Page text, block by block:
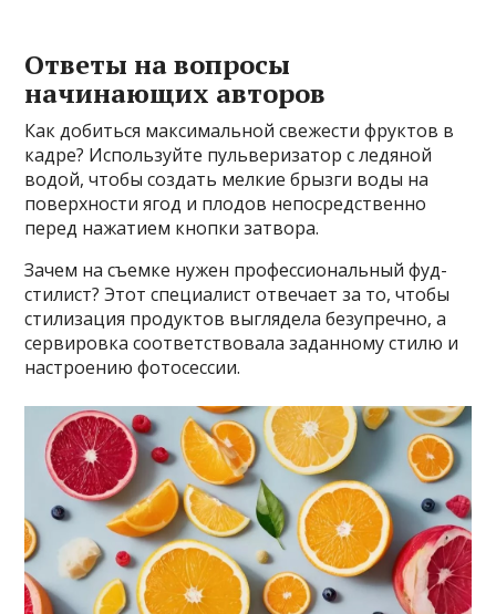
Ответы на вопросы
начинающих авторов
Как добиться максимальной свежести фруктов в
кадре? Используйте пульверизатор с ледяной
водой, чтобы создать мелкие брызги воды на
поверхности ягод и плодов непосредственно
перед нажатием кнопки затвора.
Зачем на съемке нужен профессиональный фуд-
стилист? Этот специалист отвечает за то, чтобы
стилизация продуктов выглядела безупречно, а
сервировка соответствовала заданному стилю и
настроению фотосессии.